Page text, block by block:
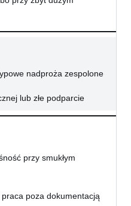
nadproża zespolone
lub złe podparcie
przy smukłym
praca poza dokumentacją